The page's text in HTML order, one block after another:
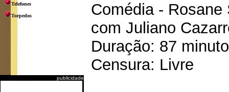
Telefones
Torpedos
publicidade
Comédia -
com Juliano
Duração: 87
Censura: Livre